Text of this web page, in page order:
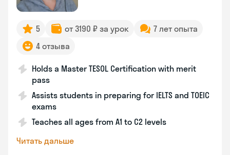
5 от 3190 ₽ за урок
7 лет опыта
4 отзыва
Holds a Master TESOL Certification with merit
pass
Assists students in preparing for IELTS and TOEIC
exams
Teaches all ages from A1 to C2 levels
Читать дальше